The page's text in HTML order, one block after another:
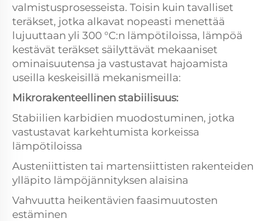
valmistusprosesseista. Toisin kuin tavalliset
teräkset, jotka alkavat nopeasti menettää
lujuuttaan yli 300 °C:n lämpötiloissa, lämpöä
kestävät teräkset säilyttävät mekaaniset
ominaisuutensa ja vastustavat hajoamista
useilla keskeisillä mekanismeilla:
Mikrorakenteellinen stabiilisuus:
Stabiilien karbidien muodostuminen, jotka
vastustavat karkehtumista korkeissa
lämpötiloissa
Austeniittisten tai martensiittisten rakenteiden
ylläpito lämpöjännityksen alaisina
Vahvuutta heikentävien faasimuutosten
estäminen